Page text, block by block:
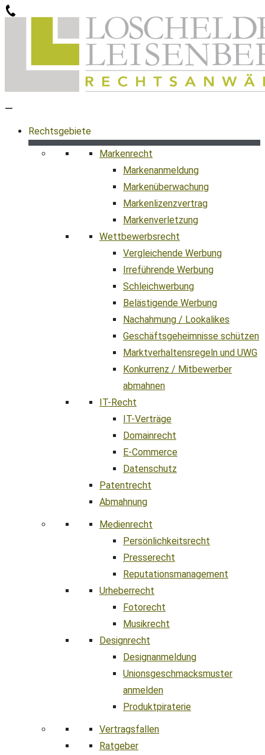
Zum
Rechtsgebiete
Markenrecht
Markenanmeldung
Markenüberwachung
Markenlizenzvertrag
Markenverletzung
Wettbewerbsrecht
Vergleichende Werbung
Irreführende Werbung
Schleichwerbung
Belästigende Werbung
Nachahmung / Lookalikes
Geschäftsgeheimnisse schützen
Marktverhaltensregeln und UWG
Konkurrenz / Mitbewerber
abmahnen
IT-Recht
IT-Verträge
Domainrecht
E-Commerce
Datenschutz
Patentrecht
Abmahnung
Medienrecht
Persönlichkeitsrecht
Presserecht
Reputationsmanagement
Urheberrecht
Fotorecht
Musikrecht
Designrecht
Designanmeldung
Unionsgeschmacksmuster
anmelden
Produktpiraterie
Vertragsfallen
Ratgeber